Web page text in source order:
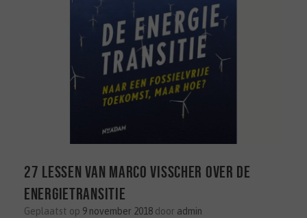
27 lessen van Marco Visscher over de
energietransitie
Geplaatst op 9 november 2018 door admin